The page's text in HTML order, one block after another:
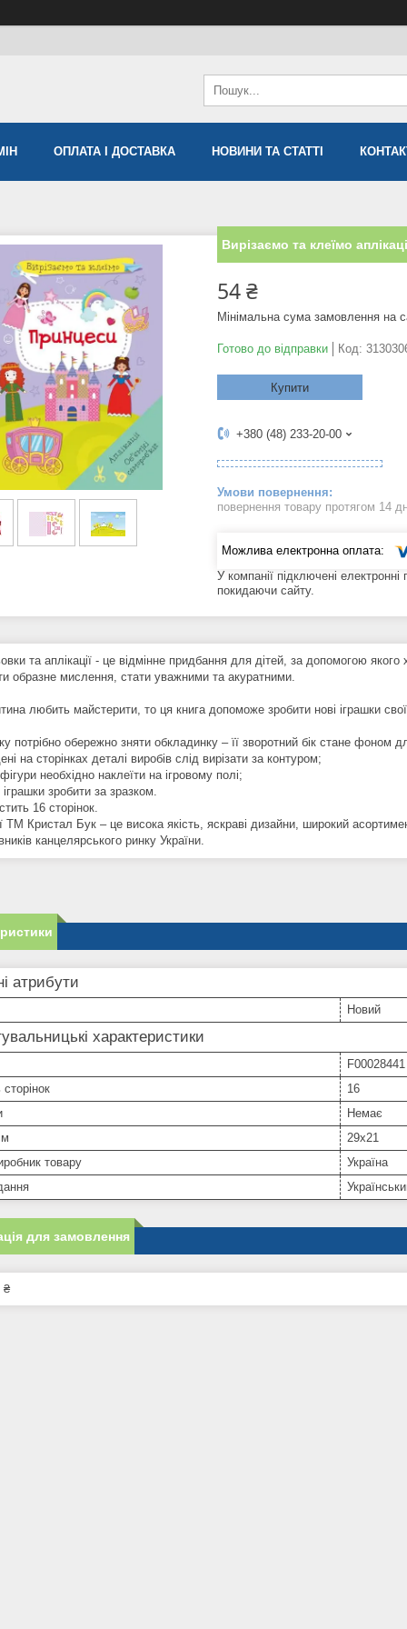
ОПЛАТА І ДОСТАВКА НОВИНИ ТА СТАТТІ
Вирізаємо та клеїмо
54 ₴
Мінімальна сума замовлення на
Готово до відправки Код:
Купити
+380 (48) 233-20-00
повернення товару протягом 14
У компанії підключені
покидаючи сайту.
та аплікації - це відмінне придбання для дітей, за допомогою
образне мислення, стати уважними та акуратними.
любить майстерити, то ця книга допоможе зробити нові іграшки
потрібно обережно зняти обкладинку – її зворотний бік стане фоном
на сторінках деталі виробів слід вирізати за контуром;
необхідно наклеїти на ігровому полі;
іграшки зробити за зразком.
16 сторінок.
ТМ Кристал Бук – це висока якість, яскраві дизайни, широкий
канцелярського ринку України.
атрибути
Новий
характеристики
F00028441
сторінок
16
Немає
29х21
товару
Україна
для замовлення
₴